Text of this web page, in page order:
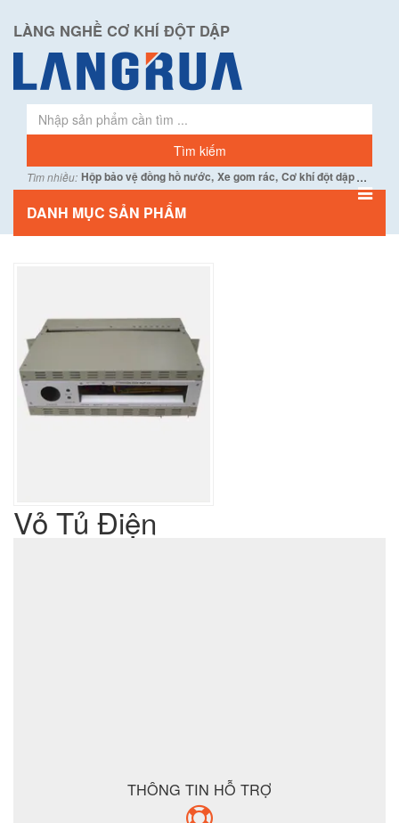
LÀNG NGHỀ CƠ KHÍ ĐỘT DẬP
Tìm nhiều: Hộp bảo vệ đồng hồ nước, Xe gom rác, Cơ khí đột dập...
DANH MỤC SẢN PHẨM
Vỏ Tủ Điện
THÔNG TIN HỖ TRỢ